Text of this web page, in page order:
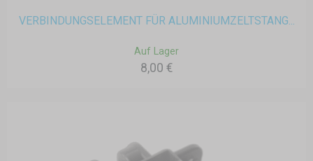
VERBINDUNGSELEMENT FÜR ALUMINIUMZELTSTANG...
Auf Lager
8,00 €